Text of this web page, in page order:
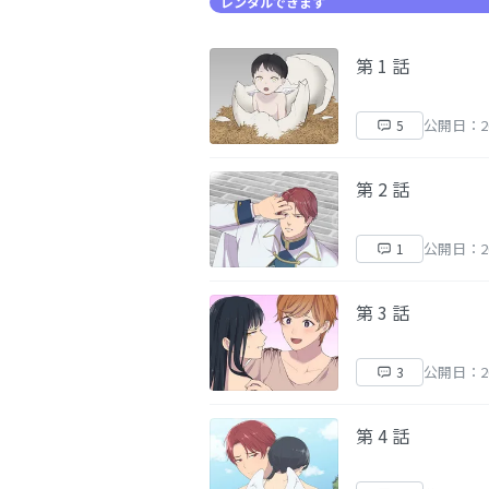
第 1 話
5 公開日：
第 2 話
1 公開日：
第 3 話
3 公開日：
第 4 話